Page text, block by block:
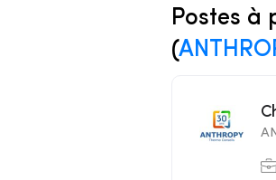
Postes à
(